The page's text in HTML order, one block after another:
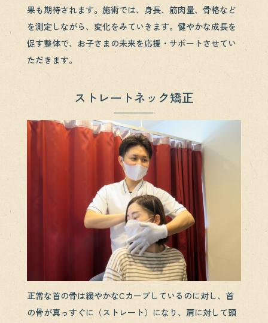
果も期待されます。施術では、身長、筋肉量、骨格など
を測定しながら、変化をみていきます。健やかな成長を
促す整体で、お子さまの未来を応援・サポートさせてい
ただきます。
ストレートネック矯正
正常な首の骨は緩やかなCカーブしているのに対し、首
の骨が真っすぐに（ストレート）になり、肩に対して頭